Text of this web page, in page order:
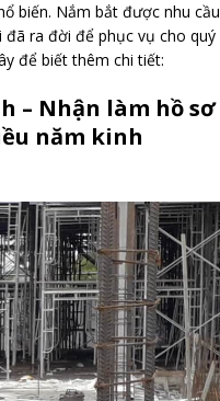
biến. Nắm bắt được nhu cầu
đã ra đời để phục vụ cho quý
để biết thêm chi tiết:
– Nhận làm hồ sơ
năm kinh